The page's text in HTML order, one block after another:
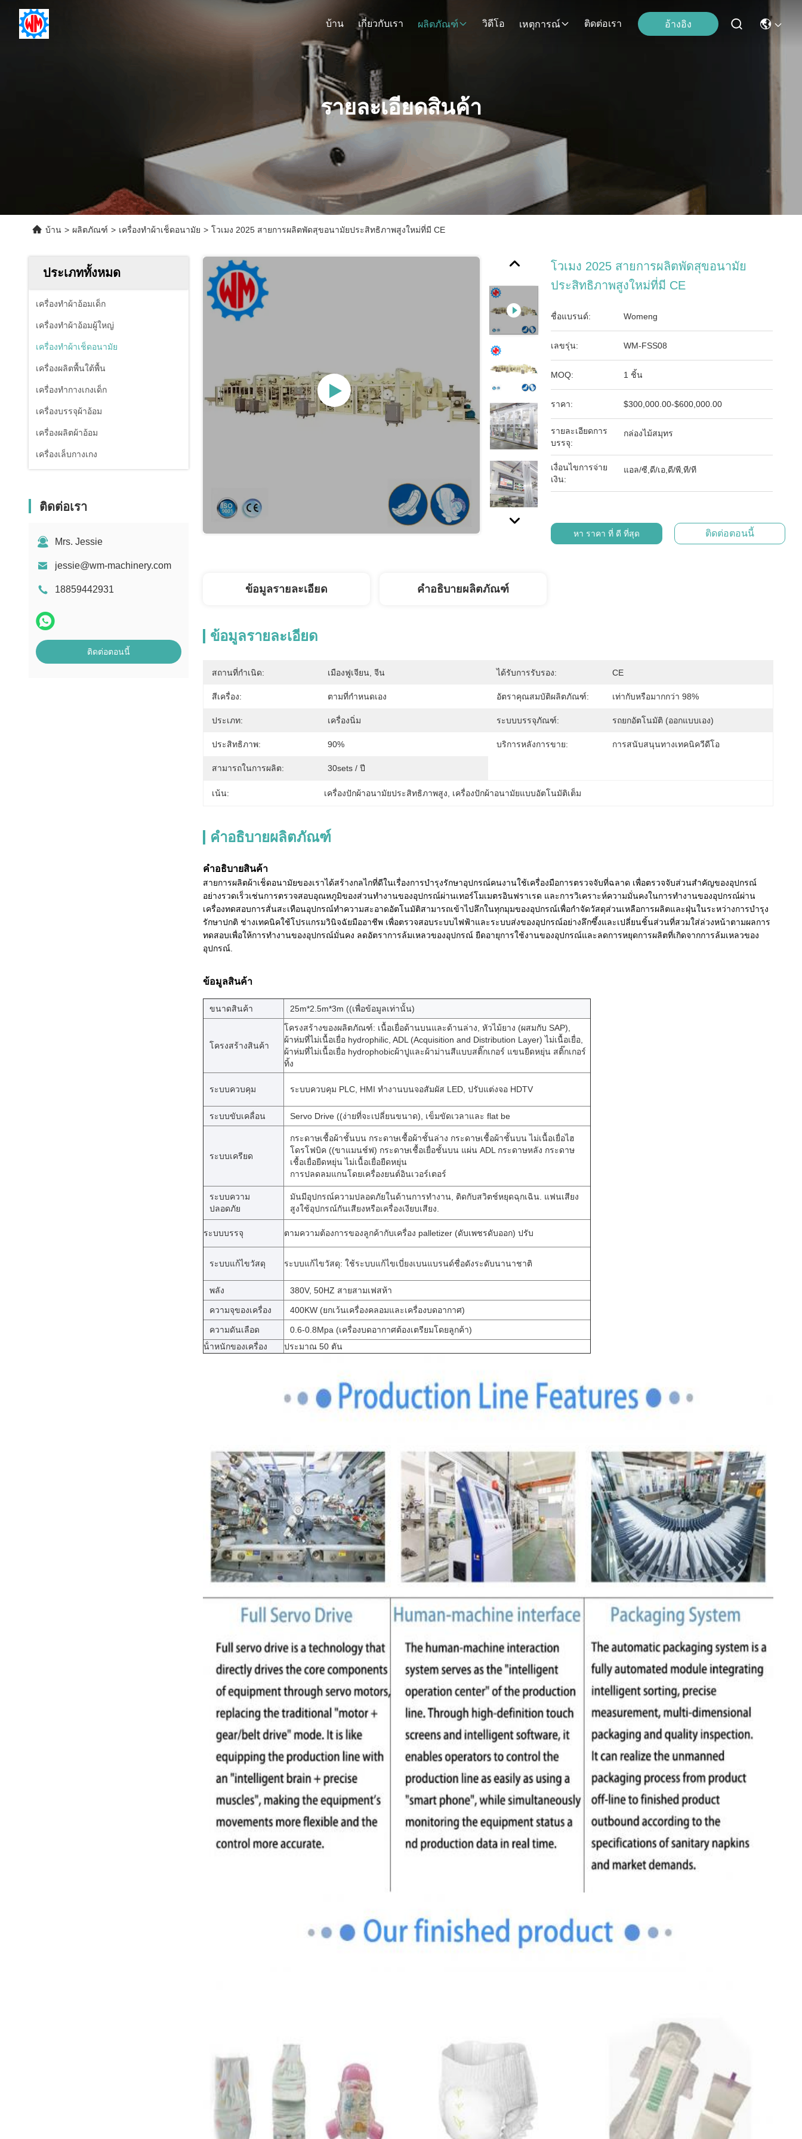
บ้าน เกี่ยวกับเรา ผลิตภัณฑ์ วิดีโอ เหตุการณ์ ติดต่อเรา อ้างอิง
รายละเอียดสินค้า
บ้าน > ผลิตภัณฑ์ > เครื่องทําผ้าเช็ดอนามัย > โวเมง 2025 สายการผลิตพัดสุขอนามัยประสิทธิภาพสูงใหม่ที่มี CE
ประเภททั้งหมด
เครื่องทำผ้าอ้อมเด็ก
เครื่องทําผ้าอ้อมผู้ใหญ่
เครื่องทําผ้าเช็ดอนามัย
เครื่องผลิตพื้นใต้พื้น
เครื่องทํากางเกงเด็ก
เครื่องบรรจุผ้าอ้อม
เครื่องผลิตผ้าอ้อม
เครื่องเล็บกางเกง
ติดต่อเรา
Mrs. Jessie
jessie@wm-machinery.com
18859442931
ติดต่อตอนนี้
โวเมง 2025 สายการผลิตพัดสุขอนามัย
ประสิทธิภาพสูงใหม่ที่มี CE
ชื่อแบรนด์: Womeng
เลขรุ่น: WM-FSS08
MOQ: 1 ชิ้น
ราคา: $300,000.00-$600,000.00
รายละเอียดการ
บรรจุ:
กล่องไม้สมุทร
เงื่อนไขการจ่าย
เงิน:
แอล/ซี,ดี/เอ,ดี/พี,ที/ที
หา ราคา ที่ ดี ที่สุด ติดต่อตอนนี้
ข้อมูลรายละเอียด คำอธิบายผลิตภัณฑ์
ข้อมูลรายละเอียด
สถานที่กำเนิด: เมืองฟูเจียน, จีน ได้รับการรับรอง: CE
สีเครื่อง: ตามที่กำหนดเอง อัตราคุณสมบัติผลิตภัณฑ์: เท่ากับหรือมากกว่า 98%
ประเภท: เครื่องนิ่ม ระบบบรรจุภัณฑ์: รถยกอัตโนมัติ (ออกแบบเอง)
ประสิทธิภาพ: 90% บริการหลังการขาย: การสนับสนุนทางเทคนิควีดีโอ
สามารถในการผลิต: 30sets / ปี
เน้น: เครื่องปักผ้าอนามัยประสิทธิภาพสูง เครื่องปักผ้าอนามัยแบบอัตโนมัติเต็ม
คำอธิบายผลิตภัณฑ์
คําอธิบายสินค้า
สายการผลิตผ้าเช็ดอนามัยของเราได้สร้างกลไกที่ดีในเรื่องการบํารุงรักษาอุปกรณ์คนงานใช้เครื่องมือการตรวจจับที่ฉลาด เพื่อตรวจจับส่วนสําคัญของอุปกรณ์
อย่างรวดเร็วเช่นการตรวจสอบอุณหภูมิของส่วนทํางานของอุปกรณ์ผ่านเทอร์โมเมตรอินฟราเรด และการวิเคราะห์ความมั่นคงในการทํางานของอุปกรณ์ผ่าน
เครื่องทดสอบการสั่นสะเทือนอุปกรณ์ทําความสะอาดอัตโนมัติสามารถเข้าไปลึกในทุกมุมของอุปกรณ์เพื่อกําจัดวัสดุส่วนเหลือการผลิตและฝุ่นในระหว่างการบํารุง
รักษาปกติ ช่างเทคนิคใช้โปรแกรมวินิจฉัยมืออาชีพ เพื่อตรวจสอบระบบไฟฟ้าและระบบส่งของอุปกรณ์อย่างลึกซึ้งและเปลี่ยนชิ้นส่วนที่สวมใส่ล่วงหน้าตามผลการ
ทดสอบเพื่อให้การทํางานของอุปกรณ์มั่นคง ลดอัตราการล้มเหลวของอุปกรณ์ ยืดอายุการใช้งานของอุปกรณ์และลดการหยุดการผลิตที่เกิดจากการล้มเหลวของ
อุปกรณ์.
ข้อมูลสินค้า
ขนาดสินค้า 25m*2.5m*3m ((เพื่อข้อมูลเท่านั้น)
โครงสร้างสินค้า
โครงสร้างของผลิตภัณฑ์: เนื้อเยื่อด้านบนและด้านล่าง, หัวไม้ยาง (ผสมกับ SAP),
ผ้าห่มที่ไม่เนื้อเยื่อ hydrophilic, ADL (Acquisition and Distribution Layer) ไม่เนื้อเยื่อ,
ผ้าห่มที่ไม่เนื้อเยื่อ hydrophobicผ้าปูและผ้าม่านสีแบบสติ๊กเกอร์ แขนยืดหยุ่น สติ๊กเกอร์
ทิ้ง
ระบบควบคุม ระบบควบคุม PLC, HMI ทํางานบนจอสัมผัส LED, ปรับแต่งจอ HDTV
ระบบขับเคลื่อน Servo Drive ((ง่ายที่จะเปลี่ยนขนาด), เข็มขัดเวลาและ flat be
ระบบเครียด
กระดาษเชื้อผ้าชั้นบน กระดาษเชื้อผ้าชั้นล่าง กระดาษเชื้อผ้าชั้นบน ไม่เนื้อเยื่อไฮ
โดรโฟบิค ((ขาแมนช์ฟ) กระดาษเชื้อเยื่อชั้นบน แผ่น ADL กระดาษหลัง กระดาษ
เชื้อเยื่อยืดหยุ่น ไม่เนื้อเยื่อยืดหยุ่น
การปลดลมแกนโดยเครื่องยนต์อินเวอร์เตอร์
ระบบความ
ปลอดภัย
มันมีอุปกรณ์ความปลอดภัยในด้านการทํางาน, ติดกับสวิตช์หยุดฉุกเฉิน. แฟนเสียง
สูงใช้อุปกรณ์กันเสียงหรือเครื่องเงียบเสียง.
ระบบบรรจุ ตามความต้องการของลูกค้ากับเครื่อง palletizer (ดับเพชรดับออก) ปรับ
ระบบแก้ไขวัสดุ ระบบแก้ไขวัสดุ: ใช้ระบบแก้ไขเบี่ยงเบนแบรนด์ชื่อดังระดับนานาชาติ
พลัง 380V, 50HZ สายสามเฟสห้า
ความจุของเครื่อง 400KW (ยกเว้นเครื่องคลอมและเครื่องบดอากาศ)
ความดันเลือด
0.6-0.8Mpa (เครื่องบดอากาศต้องเตรียมโดยลูกค้า)
น้ําหนักของเครื่อง
ประมาณ 50 ตัน